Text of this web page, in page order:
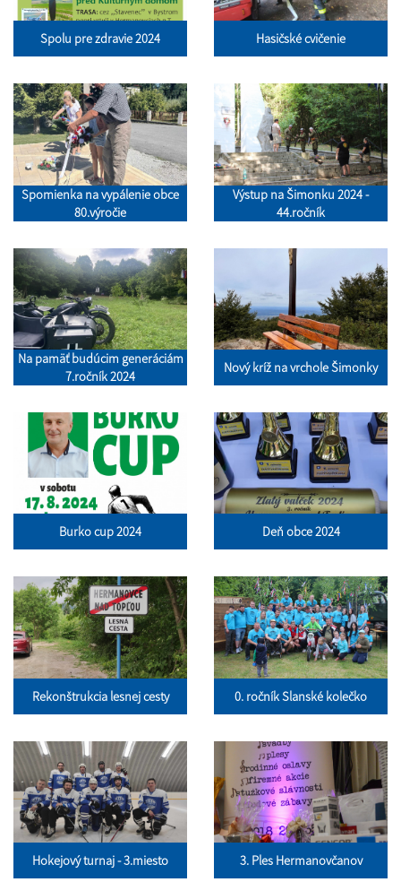
Spolu pre zdravie 2024 Hasičské cvičenie
Spomienka na vypálenie obce
80.výročie
Výstup na Šimonku 2024 -
44.ročník
Na pamäť budúcim generáciám
7.ročník 2024
Nový kríž na vrchole Šimonky
Burko cup 2024 Deň obce 2024
Rekonštrukcia lesnej cesty 0. ročník Slanské kolečko
Hokejový turnaj - 3.miesto 3. Ples Hermanovčanov